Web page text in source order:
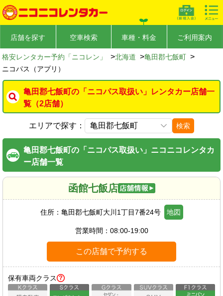
店舗を探す 空車検索 車種・料金 ご利用案内
格安レンタカー予約「ニコレン」 >北海道 >亀田郡七飯町 >
ニコパス（アプリ）
亀田郡七飯町の「ニコパス取扱い」レンタカー店舗一
覧（2店舗）
エリアで探す： 検索
亀田郡七飯町の「ニコパス取扱い」ニコニコレンタカ
ー店舗一覧
函館七飯店
住所： 亀田郡七飯町大川1丁目7番24号 地図
営業時間： 08:00-19:00
この店舗で予約する
保有車両クラス